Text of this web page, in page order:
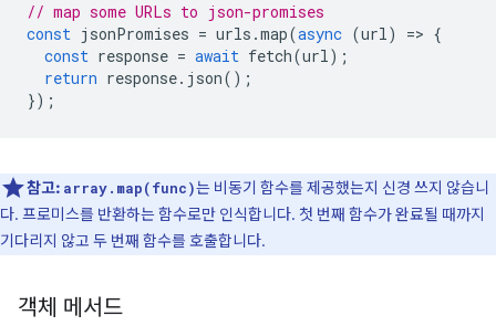
// map some URLs to json-promises
const jsonPromises = urls .map(async (url) => {
const response = await fetch(url);
return response. json();
});
참고: array.map(func)는 비동기 함수를 제공했는지 신경 쓰지 않습니
다. 프로미스를 반환하는 함수로만 인식합니다. 첫 번째 함수가 완료될 때까지
기다리지 않고 두 번째 함수를 호출합니다.
객체 메서드